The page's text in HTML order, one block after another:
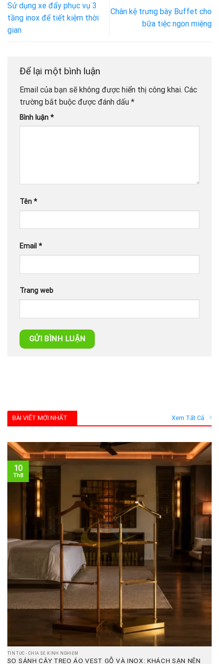
Sử dụng xe đẩy phục vụ 3
tầng inox để tiết kiệm thời
gian
Chân kệ trưng bày Buffet cho
bữa tiệc ngon miệng
Để lại một bình luận
Email của bạn sẽ không được hiển thị công khai. Các
trường bắt buộc được đánh dấu *
Bình luận *
Tên *
Email *
Trang web
BÀI VIẾT MỚI NHẤT Xem Tất Cả
TIN TỨC - CHIA SẺ KINH NGHIỆM
SO SÁNH CÂY TREO ÁO VEST GỖ VÀ INOX: KHÁCH SẠN NÊN
10
Th8